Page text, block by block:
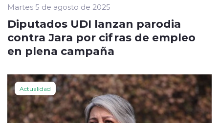
Martes 5 de agosto de 2025
Diputados UDI lanzan parodia
contra Jara por cifras de empleo
en plena campaña
Actualidad